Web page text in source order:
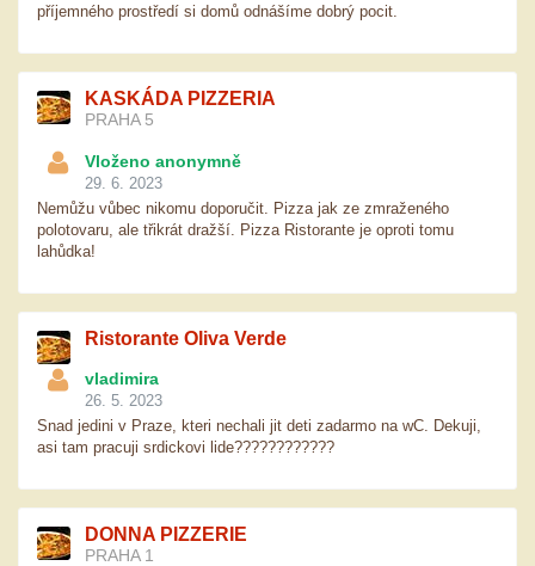
příjemného prostředí si domů odnášíme dobrý pocit.
KASKÁDA PIZZERIA
PRAHA 5
Vloženo anonymně
29. 6. 2023
Nemůžu vůbec nikomu doporučit. Pizza jak ze zmraženého
polotovaru, ale třikrát dražší. Pizza Ristorante je oproti tomu
lahůdka!
Ristorante Oliva Verde
vladimira
26. 5. 2023
Snad jedini v Praze, kteri nechali jit deti zadarmo na wC. Dekuji,
asi tam pracuji srdickovi lide????????????
DONNA PIZZERIE
PRAHA 1